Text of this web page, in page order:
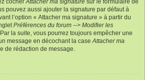
cocherAttacher ma signature sur le formulaire de
pouvez aussi ajouter la signature par défaut à
l’option « Attacher ma signature » à partir du
Préférences du forum --> Modifier les
la suite, vous pourrez toujours empêcher une
message en décochant la caseAttacher ma
de rédaction de message.